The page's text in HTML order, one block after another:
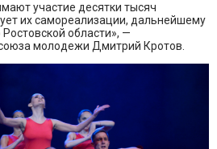
участие десятки тысяч
их самореализации, дальнейшему
области», —
молодежи Дмитрий Кротов.